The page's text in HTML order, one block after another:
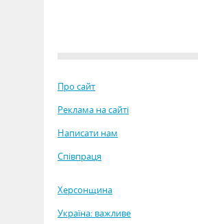
Про сайт
Реклама на сайті
Написати нам
Співпраця
Херсонщина
Україна: важливе